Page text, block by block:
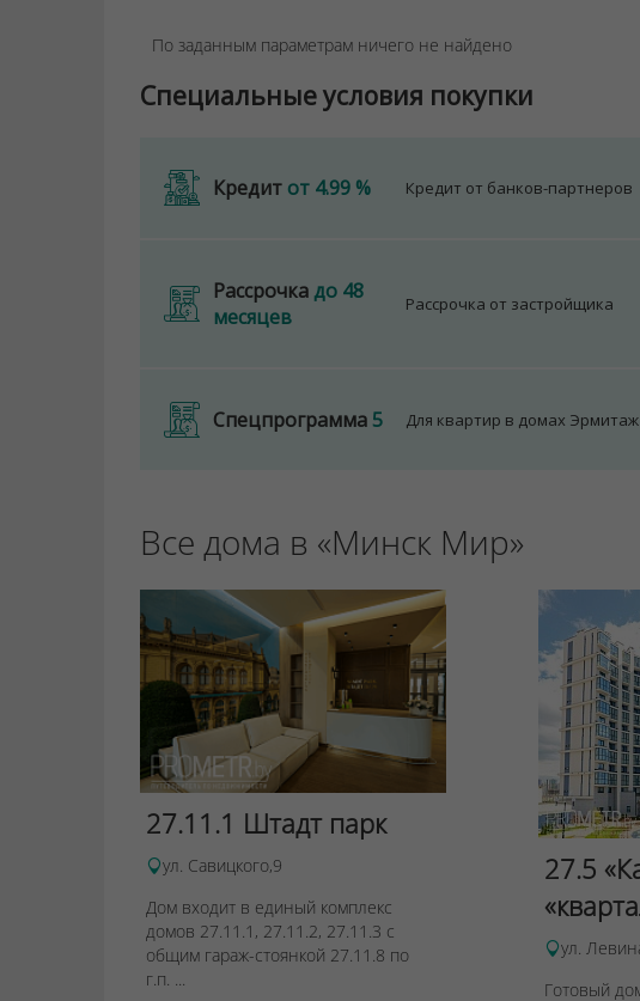
По заданным параметрам ничего не найдено
Специальные условия покупки
Кредит от 4.99 % Кредит от банков-партнеров
Рассрочкадо 48
месяцев
Рассрочка от застройщика
Спецпрограмма5 Для квартир в домах
Все дома в «Минск Мир»
27.11.1 Штадт парк
ул. Савицкого,9
Дом входит в единый комплекс
домов 27.11.1, 27.11.2, 27.11.3 с
общим гараж-стоянкой 27.11.8 по
г.п. ...
27.5
ул.
Готовый